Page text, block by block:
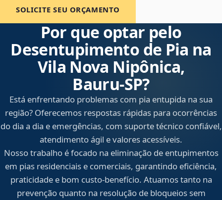
SOLICITE SEU ORÇAMENTO
Por que optar pelo
Desentupimento de Pia na
Vila Nova Nipônica,
Bauru‑SP?
Está enfrentando problemas com pia entupida na sua
região? Oferecemos respostas rápidas para ocorrências
do dia a dia e emergências, com suporte técnico confiável,
atendimento ágil e valores acessíveis.
Nosso trabalho é focado na eliminação de entupimentos
em pias residenciais e comerciais, garantindo eficiência,
praticidade e bom custo-benefício. Atuamos tanto na
prevenção quanto na resolução de bloqueios sem